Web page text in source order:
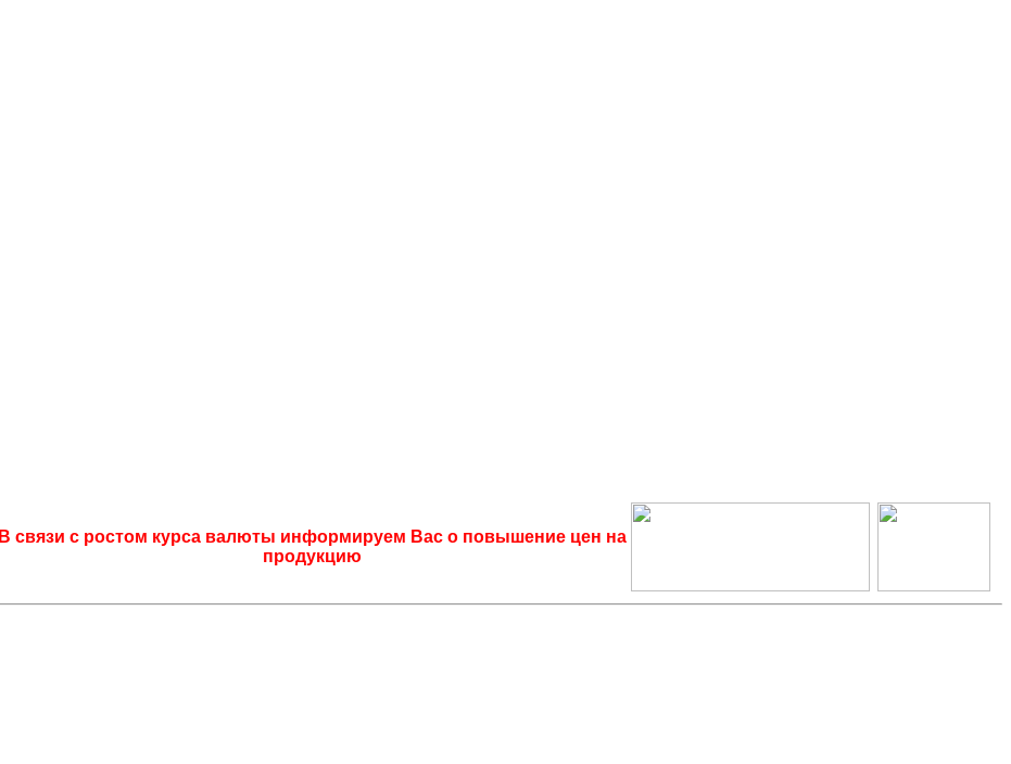
В связи с ростом курса валюты информируем Вас о повышение цен на
продукцию